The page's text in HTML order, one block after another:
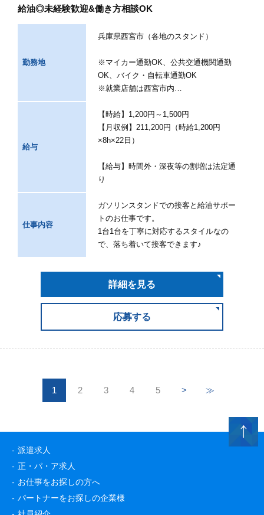
給油◎未経験歓迎&働き方相談OK
勤務地
兵庫県西宮市（各地のスタンド）
※マイカー通勤OK、公共交通機関通勤
OK、バイク・自転車通勤OK
※就業店舗は西宮市内…
給与
【時給】1,200円～1,500円
【月収例】211,200円（時給1,200円
×8h×22日）
【給与】時間外・深夜等の割増は法定通
り
仕事内容
ガソリンスタンドでの接客と給油サポー
トのお仕事です。
1台1台を丁寧に対応するスタイルなの
で、落ち着いて接客できます♪
詳細を見る
応募する
1 2 3 4 5 > ≫
派遣求人
正・パ・ア求人
お仕事をお探しの方へ
パートナーをお探しの企業様